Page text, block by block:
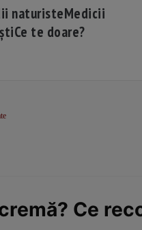
naturisteMedicii
Ce te doare?
Ce